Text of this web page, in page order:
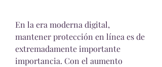
En la era moderna digital,
mantener protección en línea es de
extremadamente importante
importancia. Con el aumento